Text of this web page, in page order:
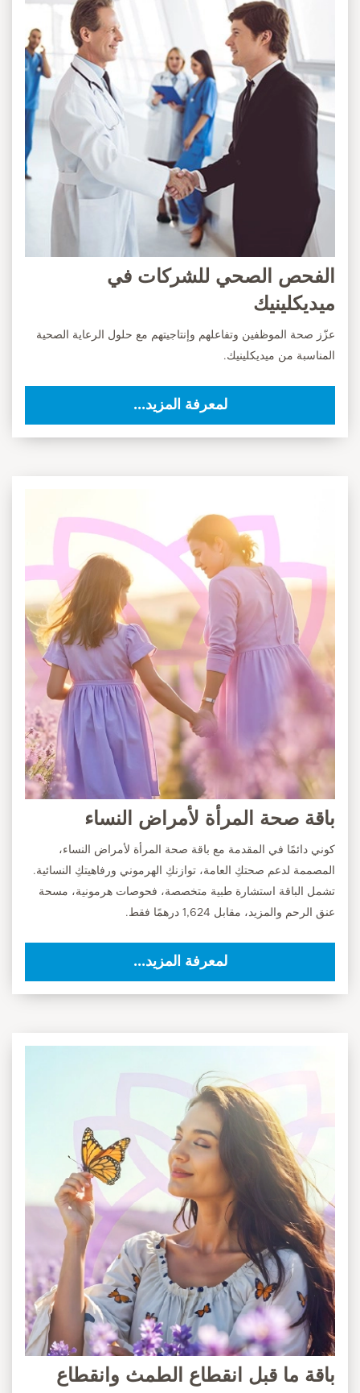
الفحص الصحي للشركات في
ميديكلينيك
عزّز صحة الموظفين وتفاعلهم وإنتاجيتهم مع حلول الرعاية الصحية
المناسبة من ميديكلينيك.
لمعرفة المزيد...
باقة صحة المرأة لأمراض النساء
كوني دائمًا في المقدمة مع باقة صحة المرأة لأمراض النساء،
المصممة لدعم صحتكِ العامة، توازنكِ الهرموني ورفاهيتكِ النسائية.
تشمل الباقة استشارة طبية متخصصة، فحوصات هرمونية، مسحة
عنق الرحم والمزيد، مقابل 1,624 درهمًا فقط.
لمعرفة المزيد...
باقة ما قبل انقطاع الطمث وانقطاع